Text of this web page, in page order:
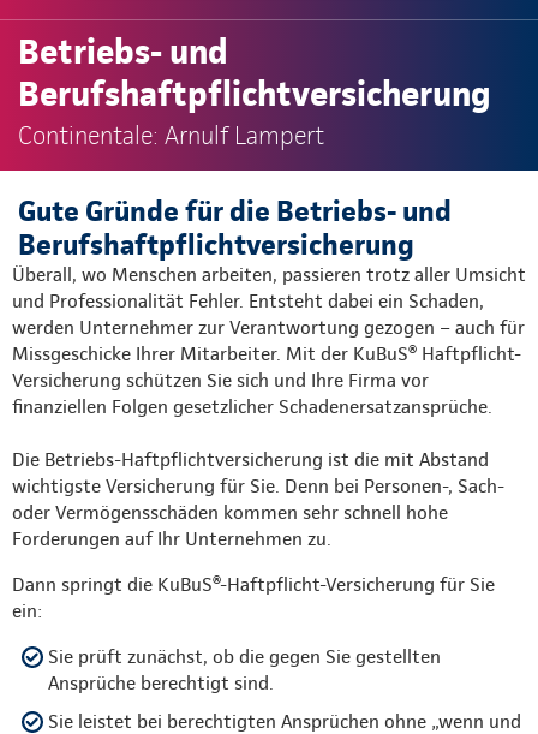
Betriebs- und
Berufshaftpflichtversicherung
Continentale: Arnulf Lampert
Gute Gründe für die Betriebs- und
Berufshaftpflichtversicherung
Überall, wo Menschen arbeiten, passieren trotz aller Umsicht
und Professionalität Fehler. Entsteht dabei ein Schaden,
werden Unternehmer zur Verantwortung gezogen – auch für
Missgeschicke Ihrer Mitarbeiter. Mit der KuBuS® Haftpflicht-
Versicherung schützen Sie sich und Ihre Firma vor
finanziellen Folgen gesetzlicher Schadenersatzansprüche.
Die Betriebs-Haftpflichtversicherung ist die mit Abstand
wichtigste Versicherung für Sie. Denn bei Personen-, Sach-
oder Vermögensschäden kommen sehr schnell hohe
Forderungen auf Ihr Unternehmen zu.
Dann springt die KuBuS®-Haftpflicht-Versicherung für Sie
ein:
Sie prüft zunächst, ob die gegen Sie gestellten
Ansprüche berechtigt sind.
Sie leistet bei berechtigten Ansprüchen ohne „wenn und